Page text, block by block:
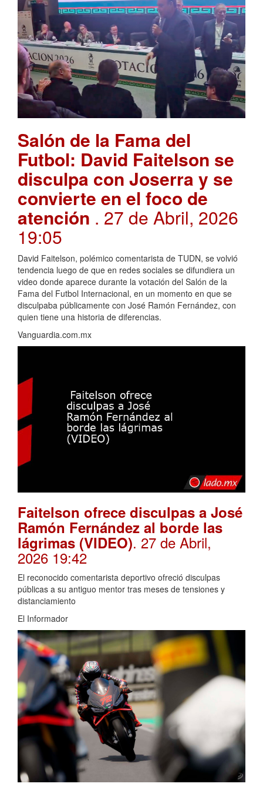
Salón de la Fama del
Futbol: David Faitelson se
disculpa con Joserra y se
convierte en el foco de
atención . 27 de Abril, 2026
19:05
David Faitelson, polémico comentarista de TUDN, se volvió
tendencia luego de que en redes sociales se difundiera un
video donde aparece durante la votación del Salón de la
Fama del Futbol Internacional, en un momento en que se
disculpaba públicamente con José Ramón Fernández, con
quien tiene una historia de diferencias.
Vanguardia.com.mx
Faitelson ofrece disculpas a José
Ramón Fernández al borde las
lágrimas (VIDEO). 27 de Abril,
2026 19:42
El reconocido comentarista deportivo ofreció disculpas
públicas a su antiguo mentor tras meses de tensiones y
distanciamiento
El Informador